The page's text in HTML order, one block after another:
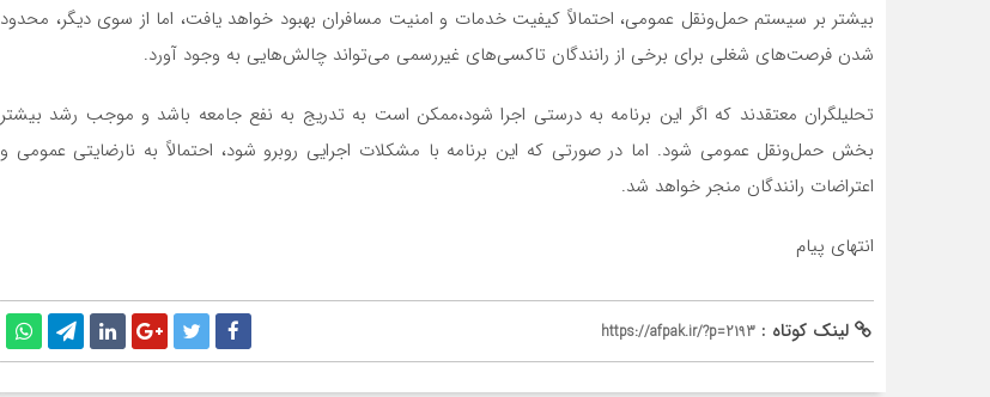
بیشتر بر سیستم حمل‌ونقل عمومی، احتمالاً کیفیت خدمات و امنیت مسافران بهبود خواهد یافت، اما از سوی دیگر، محدود
شدن فرصت‌های شغلی برای برخی از رانندگان تاکسی‌های غیررسمی می‌تواند چالش‌هایی به وجود آورد.
تحلیلگران معتقدند که اگر این برنامه به درستی اجرا شود،ممکن است به تدریج به نفع جامعه باشد و موجب رشد بیشتر
بخش حمل‌ونقل عمومی شود. اما در صورتی که این برنامه با مشکلات اجرایی روبرو شود، احتمالاً به نارضایتی عمومی و
اعتراضات رانندگان منجر خواهد شد.
انتهای پیام
لینک کوتاه : https://afpak.ir/?p=2193